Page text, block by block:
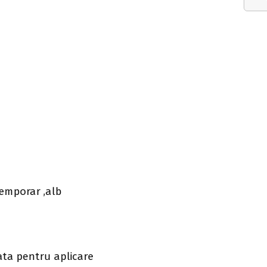
,alb
pentru aplicare